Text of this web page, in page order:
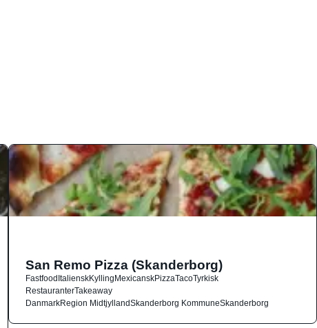
San Remo Pizza (Skanderborg)
FastfoodItalienskKyllingMexicanskPizzaTacoTyrkisk
RestauranterTakeaway
DanmarkRegion MidtjyllandSkanderborg KommuneSkanderborg